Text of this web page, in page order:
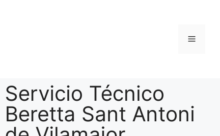
Servicio Técnico
Beretta Sant Antoni